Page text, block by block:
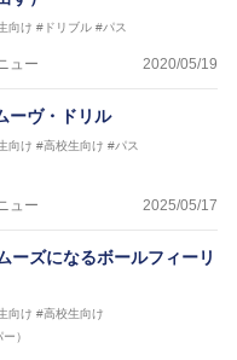
向け #ドリブル #パス
ュー 2020/05/19
ーヴ・ドリル
向け #高校生向け #パス
ュー 2025/05/17
ーズになるボールフィーリ
向け #高校生向け
）